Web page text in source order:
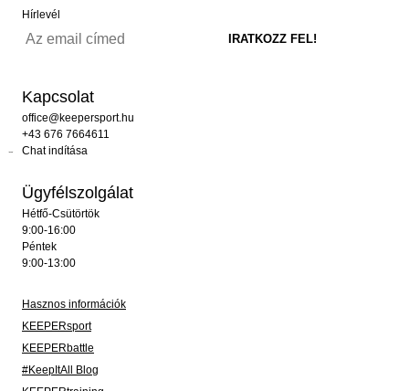
Hírlevél
Kapcsolat
office@keepersport.hu
+43 676 7664611
Chat indítása
Ügyfélszolgálat
Hétfő-Csütörtök
9:00-16:00
Péntek
9:00-13:00
Hasznos információk
KEEPERsport
KEEPERbattle
#KeepItAll Blog